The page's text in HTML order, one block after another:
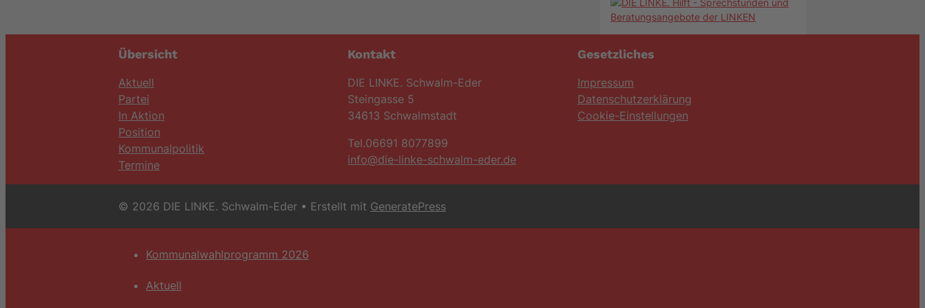
Übersicht
Aktuell
Partei
In Aktion
Position
Kommunalpolitik
Termine
Kontakt
DIE LINKE. Schwalm-Eder
Steingasse 5
34613 Schwalmstadt
Tel.06691 8077899
info@die-linke-schwalm-eder.de
Gesetzliches
Impressum
Datenschutzerklärung
Cookie-Einstellungen
© 2026 DIE LINKE. Schwalm-Eder • Erstellt mit GeneratePress
Kommunalwahlprogramm 2026
Aktuell